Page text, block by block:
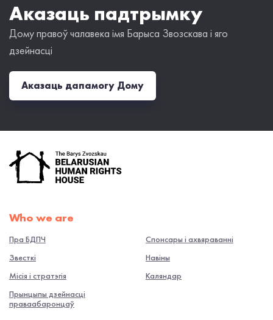
Аказаць падтрымку
Дому правоў чалавека імя Барыса Звозскава і яго
дзейнасці
Аказаць дапамогу Дому
Who we are
Пра БДПЧ
Звесткі
Місія і стратэгія
Прынцыпы дзейнасці
праваабаронцаў
Спонсары і ахвяраванні
Навiны
Каляндар